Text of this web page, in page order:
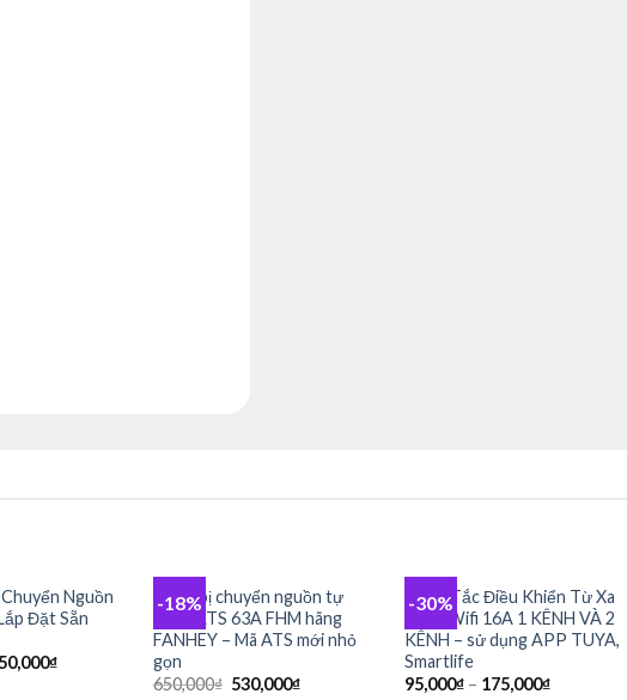
Add to
wishlist
Nguồn
Đặt Sẵn
₫
-18%
Add to
wishlist
Thiết bị chuyển nguồn tự
động ATS 63A FHM hãng
FANHEY – Mã ATS mới nhỏ
gọn
650,000₫ Giá
530,000₫Giá
-30%
Add to
wishlist
Công Tắc Điều Khiển Từ Xa
Bằng Wifi 16A 1 KÊNH VÀ 2
KÊNH – sử dụng APP TUYA,
Smartlife
95,000₫– 175,000₫